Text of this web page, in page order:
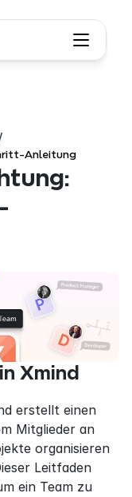
/
Anleitung
Xmind
erstellt einen
Mitglieder an
organisieren
Leitfaden
ein Team zu